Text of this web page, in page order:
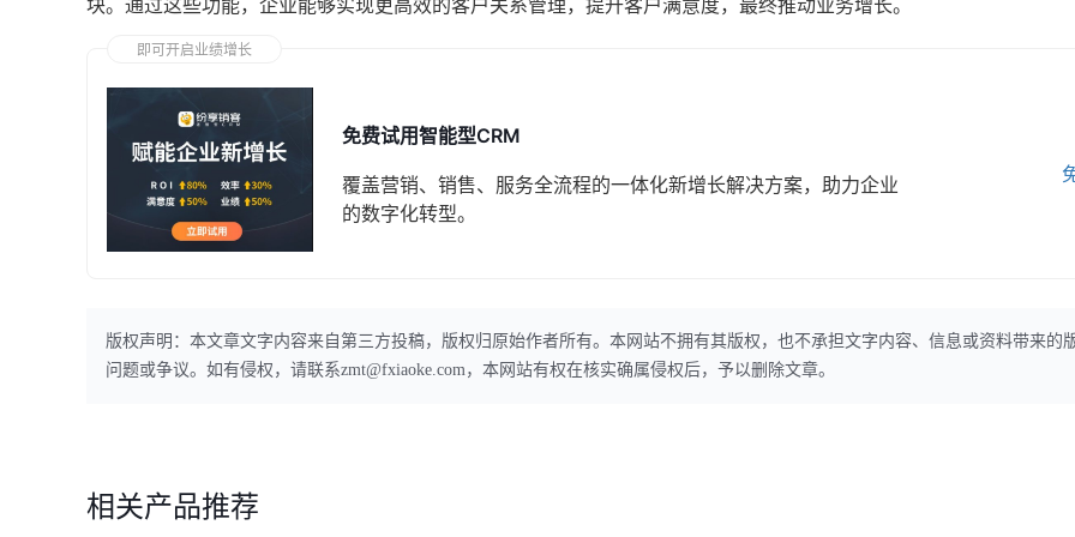
块。通过这些功能，企业能够实现更高效的客户关系管理，提升客户满意度，最终推动业务增长。
即可开启业绩增长
免费试用智能型CRM
覆盖营销、销售、服务全流程的一体化新增长解决方案，助力企业
的数字化转型。
版权声明：本文章文字内容来自第三方投稿，版权归原始作者所有。本网站不拥有其版权，也不承担文字内容、信息或资料带来的
问题或争议。如有侵权，请联系zmt@fxiaoke.com，本网站有权在核实确属侵权后，予以删除文章。
相关产品推荐